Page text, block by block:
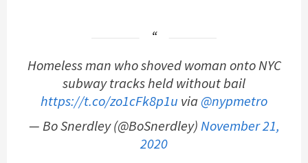
Homeless man who shoved woman onto NYC
subway tracks held without bail
https://t.co/zo1cFk8p1u via @nypmetro
— Bo Snerdley (@BoSnerdley)November 21,
2020